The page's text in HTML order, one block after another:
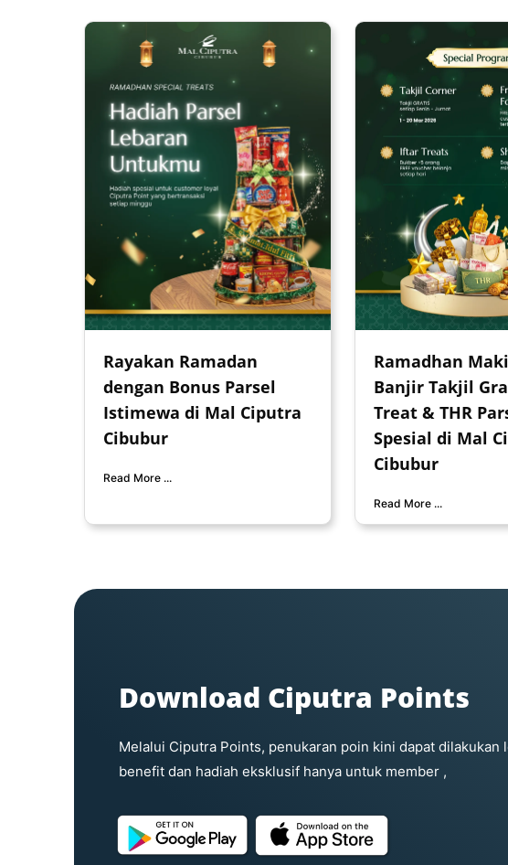
Rayakan Ramadan
dengan Bonus Parsel
Istimewa di Mal Ciputra
Cibubur
Read More ...
Ramadhan
Banjir Takjil
Treat & THR
Spesial di Mal
Cibubur
Read More ...
Download Ciputra Points
Melalui Ciputra Points, penukaran poin kini dapat
benefit dan hadiah eksklusif hanya untuk member ,